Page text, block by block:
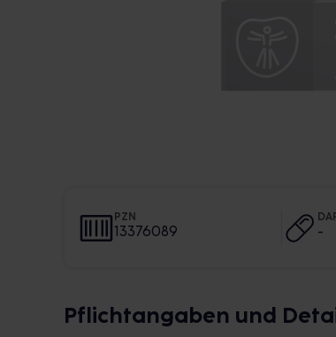
PZN
13376089 -
Pflichtangaben und